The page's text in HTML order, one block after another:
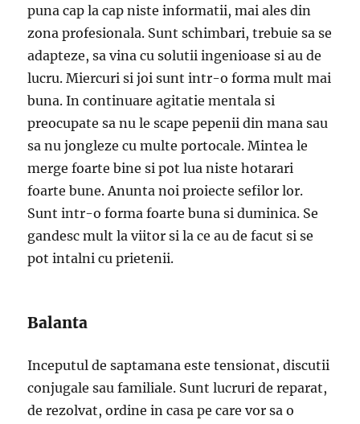
puna cap la cap niste informatii, mai ales din
zona profesionala. Sunt schimbari, trebuie sa se
adapteze, sa vina cu solutii ingenioase si au de
lucru. Miercuri si joi sunt intr-o forma mult mai
buna. In continuare agitatie mentala si
preocupate sa nu le scape pepenii din mana sau
sa nu jongleze cu multe portocale. Mintea le
merge foarte bine si pot lua niste hotarari
foarte bune. Anunta noi proiecte sefilor lor.
Sunt intr-o forma foarte buna si duminica. Se
gandesc mult la viitor si la ce au de facut si se
pot intalni cu prietenii.
Balanta
Inceputul de saptamana este tensionat, discutii
conjugale sau familiale. Sunt lucruri de reparat,
de rezolvat, ordine in casa pe care vor sa o